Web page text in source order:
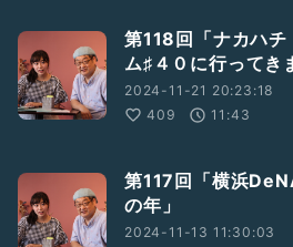
第118回「ナカハチ
ム♯４０に行ってき
2024-11-21 20:23:18
409
11:43
第117回「横浜
の年」
2024-11-13 11:30:03